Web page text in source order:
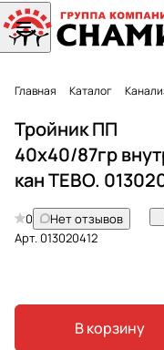
Главная Каталог
Тройник ПП
40х40/87гр
кан ТЕВО.
0
Нет отзывов
Арт.013020412
В корзину